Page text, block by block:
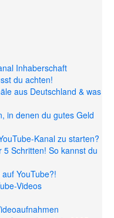
Inhaberschaft
du achten!
aus Deutschland & was
in denen du gutes Geld
Kanal zu starten?
5 Schritten! So kannst du
YouTube?!
Videos